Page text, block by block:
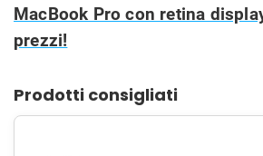
MacBook Pro con retina
prezzi!
Prodotti consigliati